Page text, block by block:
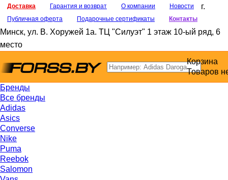
Доставка Гарантия и возврат О компании
Новости
Публичная оферта
Подарочные сертификаты Контакты
г.
Минск, ул. В. Хоружей 1а. ТЦ "Силуэт" 1 этаж 10-ый ряд, 6
место
Корзина
Товаров
Бренды
Все бренды
Adidas
Asics
Converse
Nike
Puma
Reebok
Salomon